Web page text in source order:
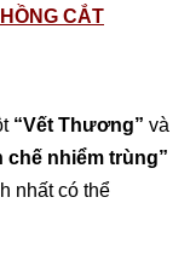
CẮT
“Vết Thương” và
chế nhiểm trùng”
nhất có thể